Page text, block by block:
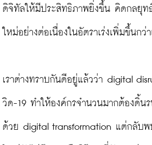
ดิจิทัลให้มีประสิทธิภาพยิ่งขึ้น คิดกลยุทธ์
ใหม่อย่างต่อเนื่องในอัตราเร่งเพิ่มขึ้นกว่
เราต่างทราบกันดีอยู่แล้วว่า digital
วิด-19 ทำให้องค์กรจำนวนมากต้องดิ้นร
ด้วย digital transformation แต่กลับพ